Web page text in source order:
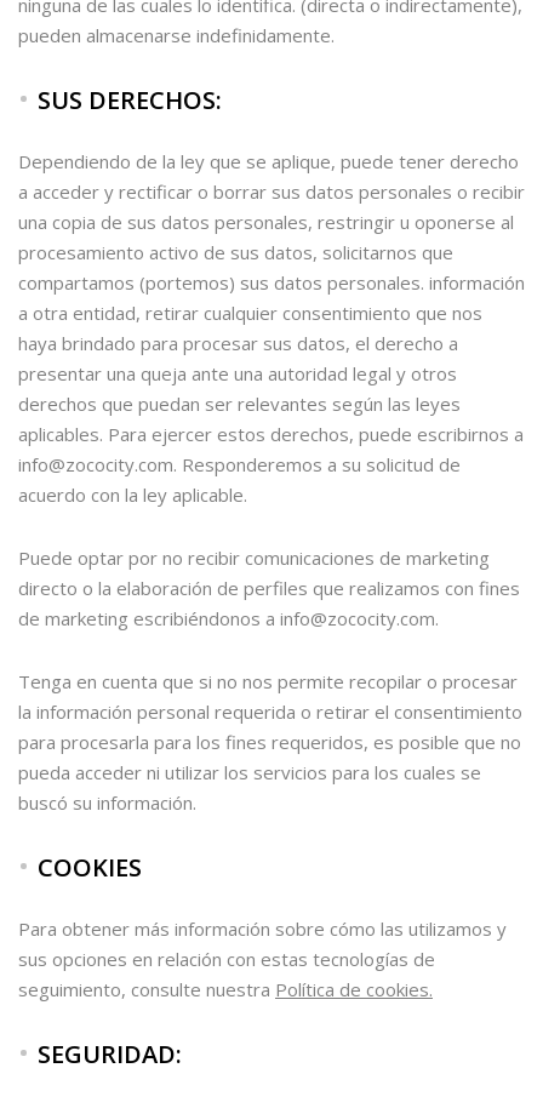
ninguna de las cuales lo identifica. (directa o indirectamente),
pueden almacenarse indefinidamente.
SUS DERECHOS:
Dependiendo de la ley que se aplique, puede tener derecho
a acceder y rectificar o borrar sus datos personales o recibir
una copia de sus datos personales, restringir u oponerse al
procesamiento activo de sus datos, solicitarnos que
compartamos (portemos) sus datos personales. información
a otra entidad, retirar cualquier consentimiento que nos
haya brindado para procesar sus datos, el derecho a
presentar una queja ante una autoridad legal y otros
derechos que puedan ser relevantes según las leyes
aplicables. Para ejercer estos derechos, puede escribirnos a
info@zococity.com. Responderemos a su solicitud de
acuerdo con la ley aplicable.
Puede optar por no recibir comunicaciones de marketing
directo o la elaboración de perfiles que realizamos con fines
de marketing escribiéndonos a info@zococity.com.
Tenga en cuenta que si no nos permite recopilar o procesar
la información personal requerida o retirar el consentimiento
para procesarla para los fines requeridos, es posible que no
pueda acceder ni utilizar los servicios para los cuales se
buscó su información.
COOKIES
Para obtener más información sobre cómo las utilizamos y
sus opciones en relación con estas tecnologías de
seguimiento, consulte nuestra Política de cookies.
SEGURIDAD: